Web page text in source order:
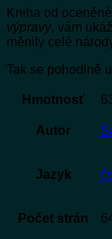
Kniha od
výpravy, vám
měnily celé
Tak se pohodlně
Hmotnosť
Autor
Jazyk
Počet strán